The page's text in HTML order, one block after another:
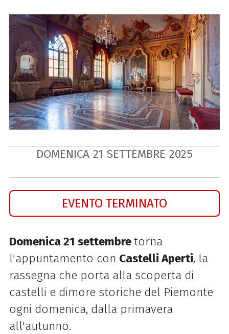
DOMENICA 21 SETTEMBRE 2025
EVENTO TERMINATO
Domenica 21 settembretorna
l'appuntamento con Castelli Aperti, la
rassegna che porta alla scoperta di
castelli e dimore storiche del Piemonte
ogni domenica, dalla primavera
all'autunno.